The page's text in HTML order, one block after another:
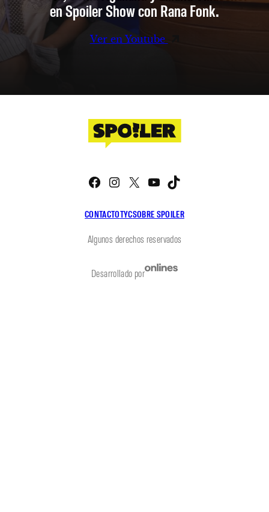
en Spoiler Show con Rana Fonk.
Ver en Youtube
CONTACTOTYCSOBRE SPOILER
Facebook
Instagram
X YouTube
Algunos derechos reservados
Desarrollado por